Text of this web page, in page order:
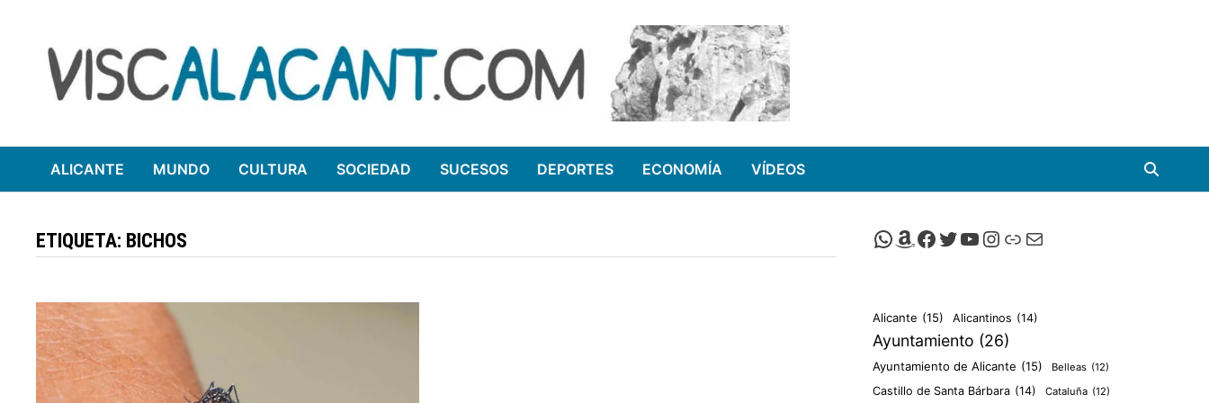
contenido
ALICANTE MUNDO CULTURA SOCIEDAD SUCESOS DEPORTES ECONOMÍA VÍDEOS
ETIQUETA: BICHOS Canal de Whatsapp de Viscalacant
Comprar en Amazon
Facebook de Viscalacant
Twitter de Viscalacant
Canal de Youtube de Viscalacant
Instagram de Viscalacant
Viscalacant en Polkaverse
Correo electrónico
Alicante (15) Alicantinos (14)
Ayuntamiento (26)
Ayuntamiento de Alicante (15) Belleas (12)
Castillo de Santa Bárbara (14) Cataluña (12)